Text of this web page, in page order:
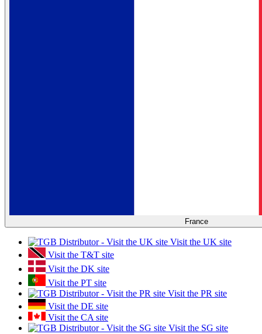
France
Visit the UK site
Visit the T&T site
Visit the DK site
Visit the PT site
Visit the PR site
Visit the DE site
Visit the CA site
Visit the SG site